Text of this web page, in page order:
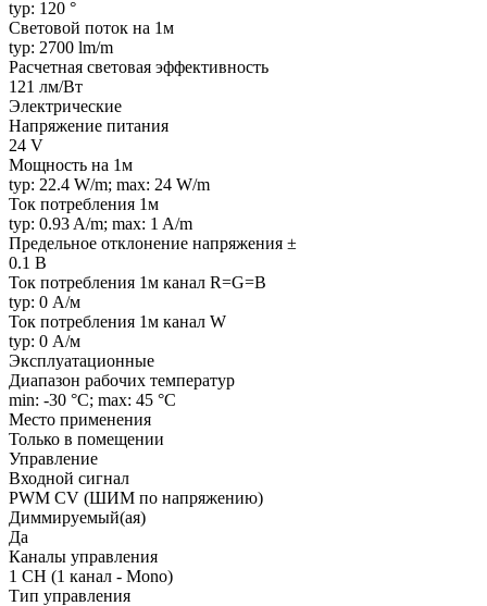
typ: 120 °
Световой поток на 1м
typ: 2700 lm/m
Расчетная световая эффективность
121 лм/Вт
Электрические
Напряжение питания
24 V
Мощность на 1м
typ: 22.4 W/m; max: 24 W/m
Ток потребления 1м
typ: 0.93 A/m; max: 1 A/m
Предельное отклонение напряжения ±
0.1 В
Ток потребления 1м канал R=G=B
typ: 0 А/м
Ток потребления 1м канал W
typ: 0 А/м
Эксплуатационные
Диапазон рабочих температур
min: -30 °C; max: 45 °C
Место применения
Только в помещении
Управление
Входной сигнал
PWM СV (ШИМ по напряжению)
Диммируемый(ая)
Да
Каналы управления
1 CH (1 канал - Mono)
Тип управления